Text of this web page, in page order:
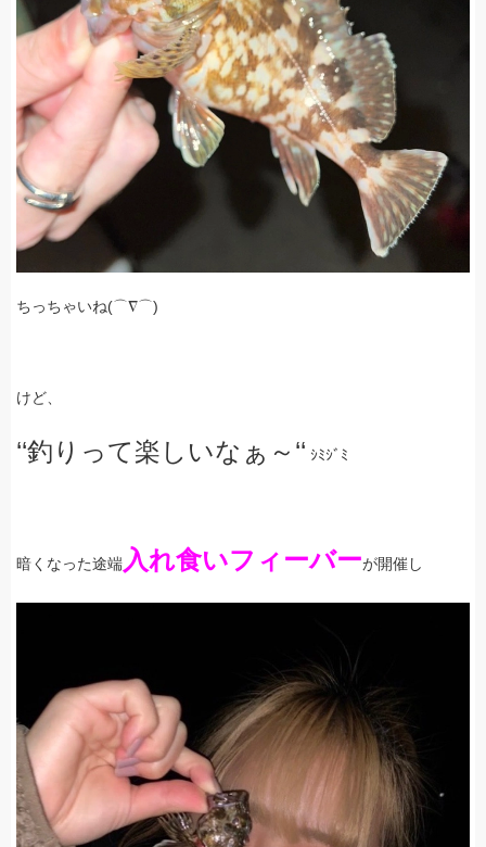
ちっちゃいね(⌒∇⌒)
けど、
‘‘釣りって楽しいなぁ～‘‘ ｼﾐｼﾞﾐ
暗くなった途端入れ食いフィーバーが開催し